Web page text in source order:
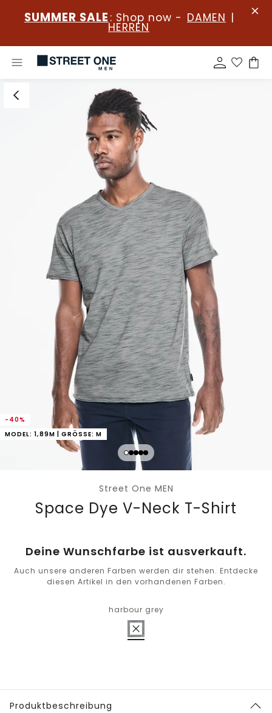
SUMMER SALE : Shop now - DAMEN |
HERREN
-40%
MODEL: 1,89M | GRÖSSE: M
Street One MEN
Space Dye V-Neck T-Shirt
Deine Wunschfarbe ist ausverkauft.
Auch unsere anderen Farben werden dir stehen. Entdecke
diesen Artikel in den vorhandenen Farben.
harbour grey
Produktbeschreibung